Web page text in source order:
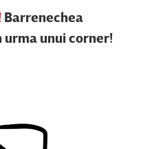
Barrenechea
urma unui corner!